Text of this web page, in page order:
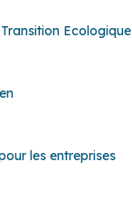
Ecologique
les entreprises